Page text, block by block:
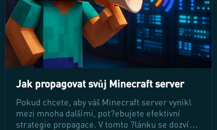
Jak propagovat svůj Minecraft server
Pokud chcete, aby váš Minecraft server vynikl
mezi mnoha dalšími, pot?ebujete efektivní
strategie propagace. V tomto ?lánku se dozvíte,